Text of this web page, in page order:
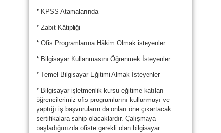
* KPSS Atamalarında
* Zabıt Kâtipliği
* Ofis Programlarına Hâkim Olmak isteyenler
* Bilgisayar Kullanmasını Öğrenmek İsteyenler
* Temel Bilgisayar Eğitimi Almak İsteyenler
* Bilgisayar işletmenlik kursu eğitime katılan
öğrencilerimiz ofis programlarını kullanmayı ve
yaptığı iş başvuruların da onları öne çıkartacak
sertifikalara sahip olacaklardır. Çalışmaya
başladığınızda ofiste gerekli olan bilgisayar